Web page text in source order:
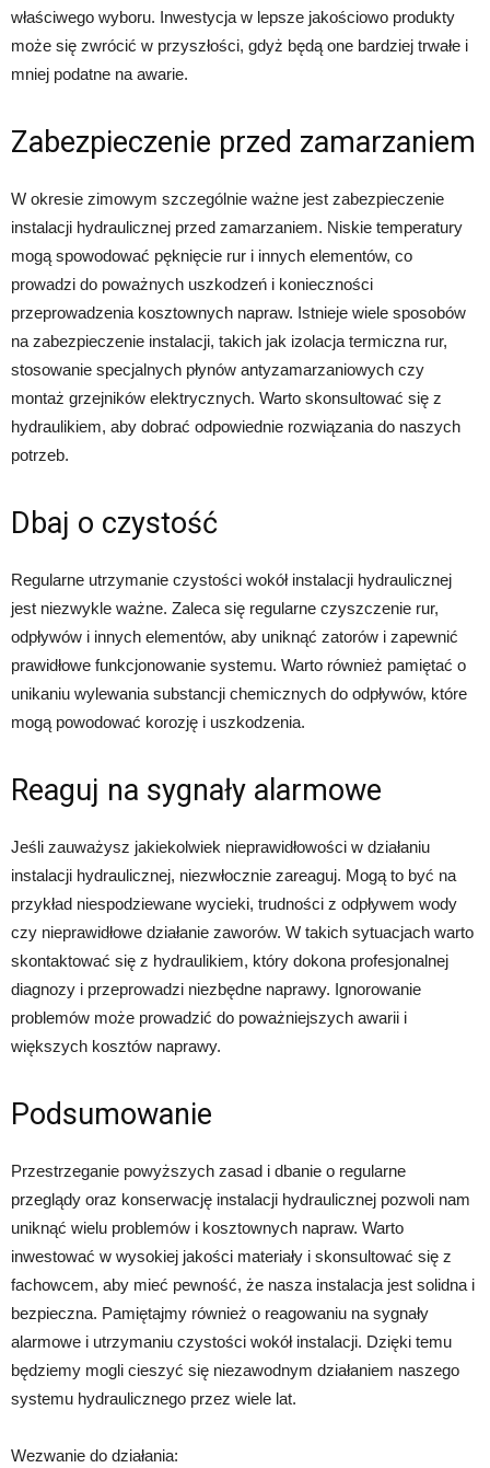
właściwego wyboru. Inwestycja w lepsze jakościowo produkty
może się zwrócić w przyszłości, gdyż będą one bardziej trwałe i
mniej podatne na awarie.
Zabezpieczenie przed zamarzaniem
W okresie zimowym szczególnie ważne jest zabezpieczenie
instalacji hydraulicznej przed zamarzaniem. Niskie temperatury
mogą spowodować pęknięcie rur i innych elementów, co
prowadzi do poważnych uszkodzeń i konieczności
przeprowadzenia kosztownych napraw. Istnieje wiele sposobów
na zabezpieczenie instalacji, takich jak izolacja termiczna rur,
stosowanie specjalnych płynów antyzamarzaniowych czy
montaż grzejników elektrycznych. Warto skonsultować się z
hydraulikiem, aby dobrać odpowiednie rozwiązania do naszych
potrzeb.
Dbaj o czystość
Regularne utrzymanie czystości wokół instalacji hydraulicznej
jest niezwykle ważne. Zaleca się regularne czyszczenie rur,
odpływów i innych elementów, aby uniknąć zatorów i zapewnić
prawidłowe funkcjonowanie systemu. Warto również pamiętać o
unikaniu wylewania substancji chemicznych do odpływów, które
mogą powodować korozję i uszkodzenia.
Reaguj na sygnały alarmowe
Jeśli zauważysz jakiekolwiek nieprawidłowości w działaniu
instalacji hydraulicznej, niezwłocznie zareaguj. Mogą to być na
przykład niespodziewane wycieki, trudności z odpływem wody
czy nieprawidłowe działanie zaworów. W takich sytuacjach warto
skontaktować się z hydraulikiem, który dokona profesjonalnej
diagnozy i przeprowadzi niezbędne naprawy. Ignorowanie
problemów może prowadzić do poważniejszych awarii i
większych kosztów naprawy.
Podsumowanie
Przestrzeganie powyższych zasad i dbanie o regularne
przeglądy oraz konserwację instalacji hydraulicznej pozwoli nam
uniknąć wielu problemów i kosztownych napraw. Warto
inwestować w wysokiej jakości materiały i skonsultować się z
fachowcem, aby mieć pewność, że nasza instalacja jest solidna i
bezpieczna. Pamiętajmy również o reagowaniu na sygnały
alarmowe i utrzymaniu czystości wokół instalacji. Dzięki temu
będziemy mogli cieszyć się niezawodnym działaniem naszego
systemu hydraulicznego przez wiele lat.
Wezwanie do działania: